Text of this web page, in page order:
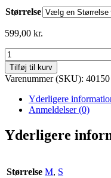
Størrelse
599,00 kr.
Hjelm
Abus
Youn-
velvet
antal
Tilføj til kurv
Varenummer (SKU): 40150
Yderligere
Anmeldelser (0)
Yderligere
Størrelse M, S